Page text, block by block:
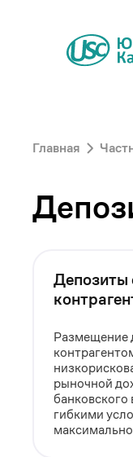
Главная
Депозиты
Размещение
рыночной
банковского
гибкими